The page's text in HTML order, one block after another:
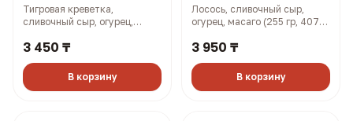
Тигровая креветка,
сливочный сыр, огурец,
3 450 ₸
В корзину
Лосось, сливочный сыр,
огурец, масаго (255 гр, 407
3 950 ₸
В корзину